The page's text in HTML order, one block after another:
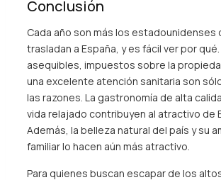
Conclusión
Cada año son más los estadounidenses
trasladan a España, y es fácil ver por
asequibles, impuestos sobre la
una excelente atención sanitaria son
las razones. La gastronomía de alta
vida relajado contribuyen al atractivo de
Además, la belleza natural del país y su
familiar lo hacen aún más atractivo.
Para quienes buscan escapar de los